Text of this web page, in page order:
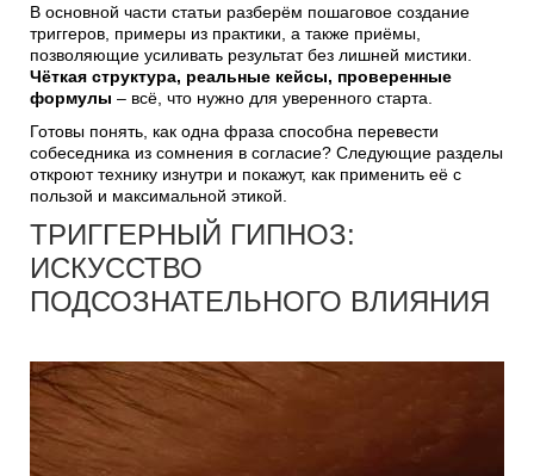
В основной части статьи разберём пошаговое создание
триггеров, примеры из практики, а также приёмы,
позволяющие усиливать результат без лишней мистики.
Чёткая структура, реальные кейсы, проверенные
формулы – всё, что нужно для уверенного старта.
Готовы понять, как одна фраза способна перевести
собеседника из сомнения в согласие? Следующие разделы
откроют технику изнутри и покажут, как применить её с
пользой и максимальной этикой.
ТРИГГЕРНЫЙ ГИПНОЗ:
ИСКУССТВО
ПОДСОЗНАТЕЛЬНОГО ВЛИЯНИЯ